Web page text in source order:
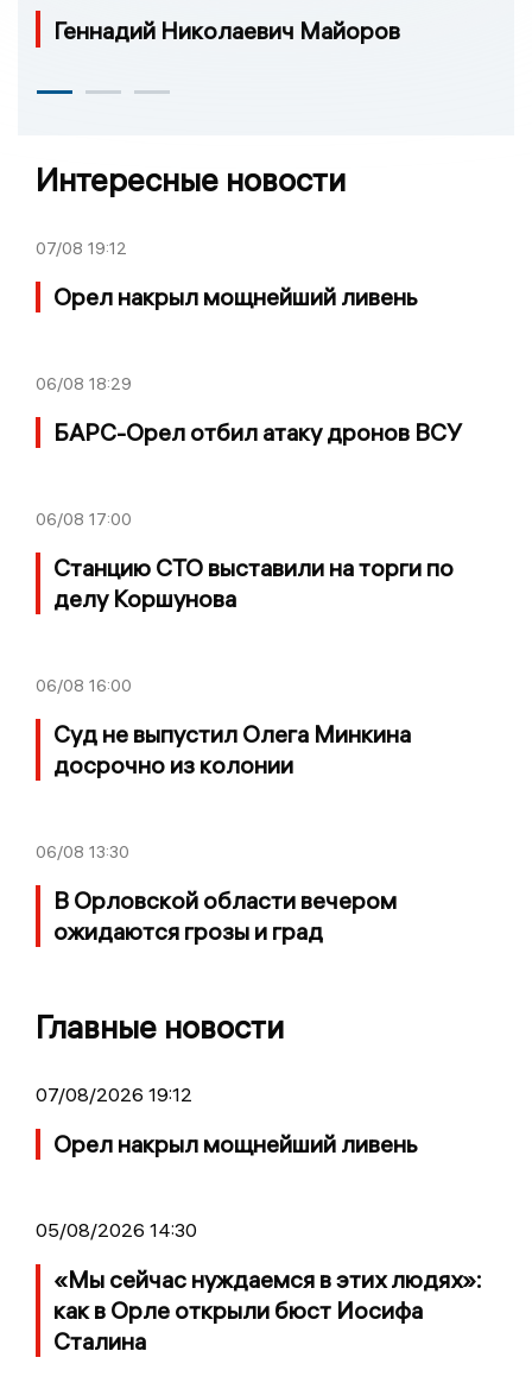
Геннадий Николаевич Майоров
Интересные новости
07/08 19:12
Орел накрыл мощнейший ливень
06/08 18:29
БАРС-Орел отбил атаку дронов ВСУ
06/08 17:00
Станцию СТО выставили на торги по
делу Коршунова
06/08 16:00
Суд не выпустил Олега Минкина
досрочно из колонии
06/08 13:30
В Орловской области вечером
ожидаются грозы и град
Главные новости
07/08/2026 19:12
Орел накрыл мощнейший ливень
05/08/2026 14:30
«Мы сейчас нуждаемся в этих людях»:
как в Орле открыли бюст Иосифа
Сталина